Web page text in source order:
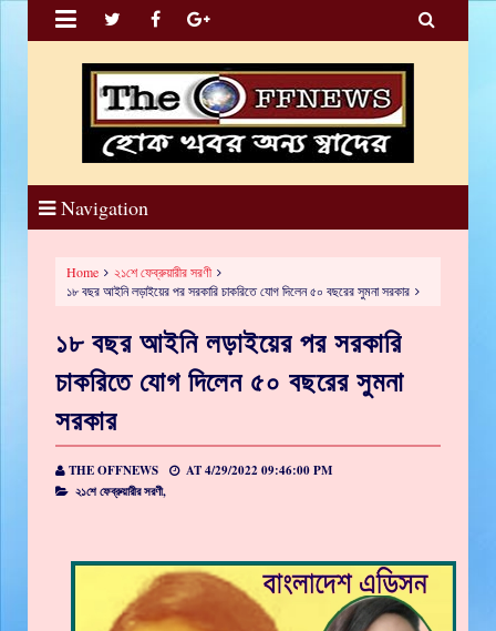
 
Navigation
Home
২১শে ফেব্রুয়ারীর সরণী
১৮ বছর আইনি লড়াইয়ের পর সরকারি চাকরিতে যোগ দিলেন ৫০ বছরের সুমনা সরকার
১৮ বছর আইনি লড়াইয়ের পর সরকারি
চাকরিতে যোগ দিলেন ৫০ বছরের সুমনা
সরকার
THE OFFNEWS AT4/29/2022 09:46:00 PM
২১শে ফেব্রুয়ারীর সরণী,